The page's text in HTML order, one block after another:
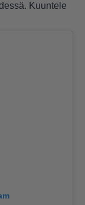
Kuuntele